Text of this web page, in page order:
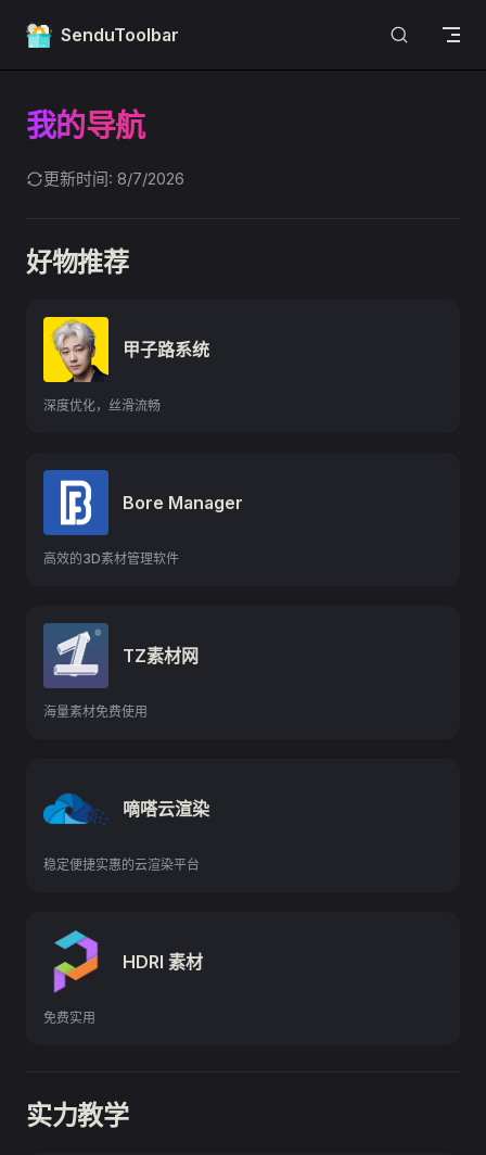
Skip to content
SenduToolbar
我的导航
更新时间: 8/7/2026
好物推荐
甲子路系统
深度优化，丝滑流畅
Bore Manager
高效的3D素材管理软件
TZ素材网
海量素材免费使用
嘀嗒云渲染
稳定便捷实惠的云渲染平台
HDRI 素材
免费实用
实力教学